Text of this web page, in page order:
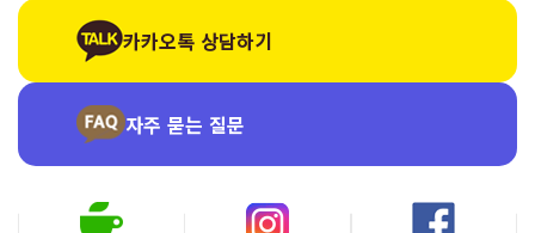
카카오톡 상담하기
자주 묻는 질문